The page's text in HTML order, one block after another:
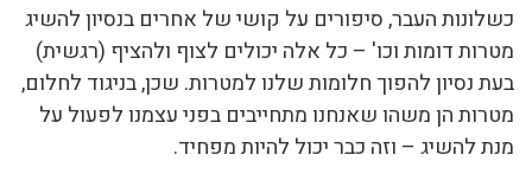
כשלונות העבר, סיפורים על קושי של אחרים בנסיון להשיג
מטרות דומות וכו' – כל אלה יכולים לצוף ולהציף (רגשית)
בעת נסיון להפוך חלומות שלנו למטרות. שכן, בניגוד לחלום,
מטרות הן משהו שאנחנו מתחייבים בפני עצמנו לפעול על
מנת להשיג – וזה כבר יכול להיות מפחיד.